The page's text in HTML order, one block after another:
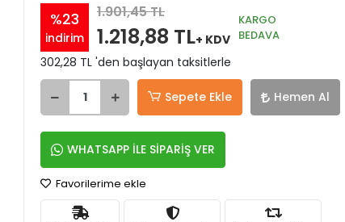
%23
indirim
1.901,45 TL
1.218,88 TL+ KDV
KARGO
BEDAVA
302,28 TL 'den başlayan taksitlerle
Sepete Ekle Hemen Al
WHATSAPP İLE SİPARİŞ VER
Favorilerime ekle